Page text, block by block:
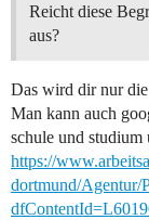
Reicht diese
aus?
Das wird dir nur
Man kann auch
schule und studium
https://
dortmund/Agentur/